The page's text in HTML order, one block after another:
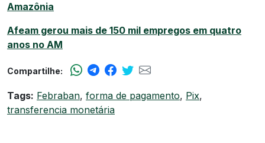
Amazônia
Afeam gerou mais de 150 mil empregos em quatro
anos no AM
Compartilhe:
Tags: Febraban, forma de pagamento, Pix,
transferencia monetária